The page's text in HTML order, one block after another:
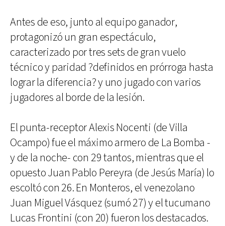
Antes de eso, junto al equipo ganador,
protagonizó un gran espectáculo,
caracterizado por tres sets de gran vuelo
técnico y paridad ?definidos en prórroga hasta
lograr la diferencia? y uno jugado con varios
jugadores al borde de la lesión.
El punta-receptor Alexis Nocenti (de Villa
Ocampo) fue el máximo armero de La Bomba -
y de la noche- con 29 tantos, mientras que el
opuesto Juan Pablo Pereyra (de Jesús María) lo
escoltó con 26. En Monteros, el venezolano
Juan Miguel Vásquez (sumó 27) y el tucumano
Lucas Frontini (con 20) fueron los destacados.